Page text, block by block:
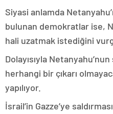
Siyasi anlamda
bulunan demokratlar ise,
hali uzatmak istediğini
Dolayısıyla
herhangi bir çıkarı
yapılıyor.
İsrail’in Gazze’ye